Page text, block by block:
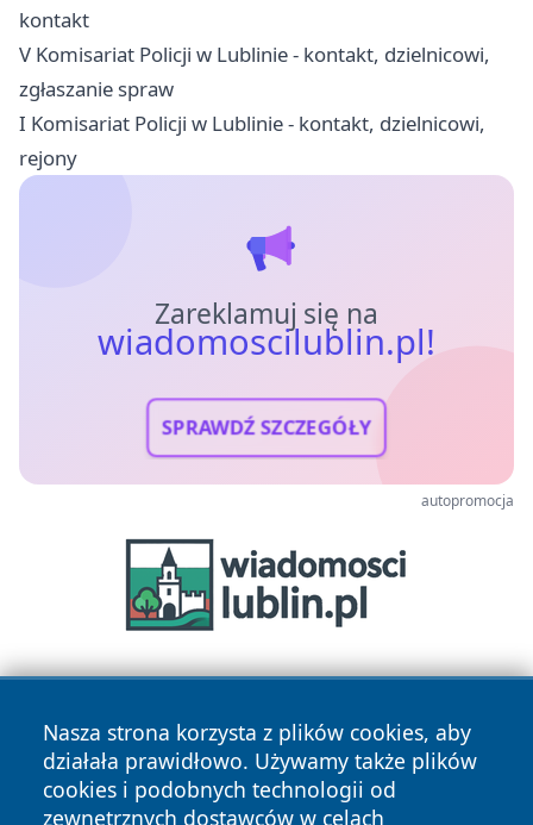
kontakt
V Komisariat Policji w Lublinie - kontakt, dzielnicowi,
zgłaszanie spraw
I Komisariat Policji w Lublinie - kontakt, dzielnicowi,
rejony
Zareklamuj się na
wiadomoscilublin.pl!
SPRAWDŹ SZCZEGÓŁY
autopromocja
Nasza strona korzysta z plików cookies, aby
działała prawidłowo. Używamy także plików
cookies i podobnych technologii od
zewnętrznych dostawców w celach